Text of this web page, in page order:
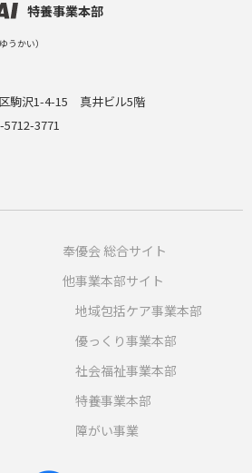
特養事業本部
うかい）
駒沢1-4-15 真井ビル5階
3771
奉優会 総合サイト
他事業本部サイト
地域包括ケア事業本部
優っくり事業本部
社会福祉事業本部
特養事業本部
障がい事業